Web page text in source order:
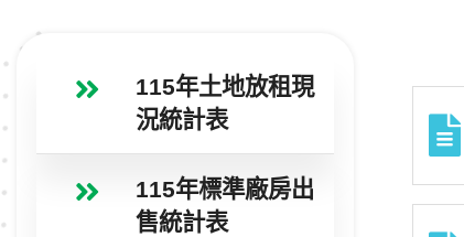
115年土地放租現
況統計表
115年標準廠房出
售統計表